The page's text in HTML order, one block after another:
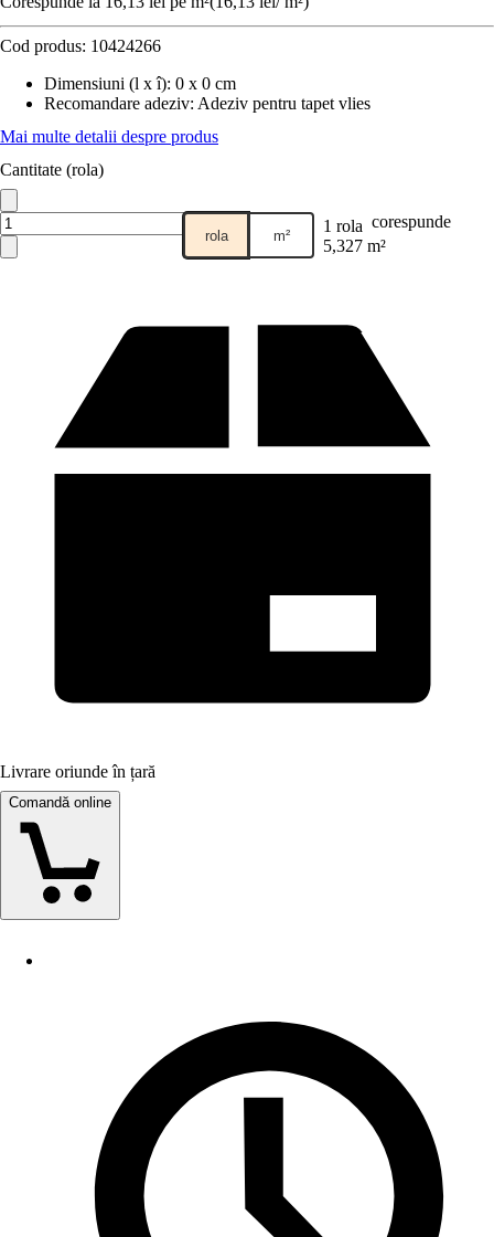
Cod produs: 10424266
Dimensiuni (l x î): 0 x 0 cm
Recomandare adeziv: Adeziv pentru tapet vlies
Mai multe detalii despre produs
Cantitate (rola)
rola m² 1 rola corespunde
5,327 m²
Livrare oriunde în țară
Comandă online